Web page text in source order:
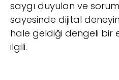
saygı duyulan ve
sayesinde dijital
hale geldiği dengeli bir
ilgili.